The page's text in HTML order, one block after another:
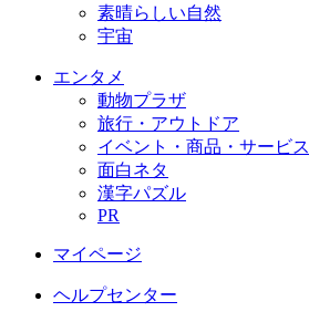
素晴らしい自然
宇宙
エンタメ
動物プラザ
旅行・アウトドア
イベント・商品・サービス
面白ネタ
漢字パズル
PR
マイページ
ヘルプセンター